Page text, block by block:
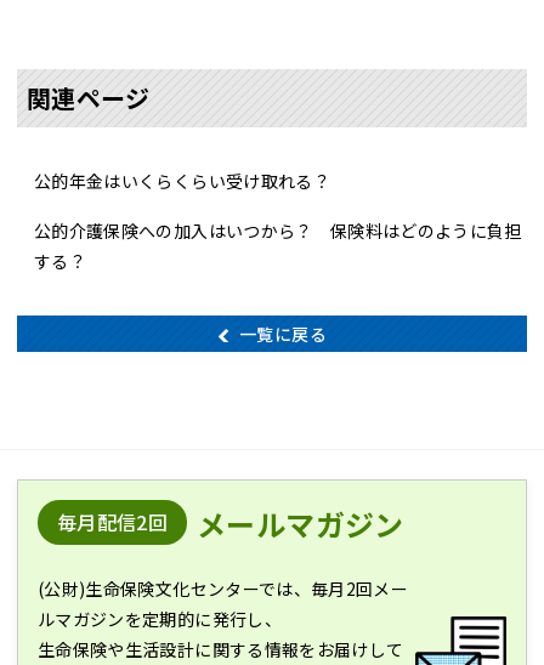
関連ページ
公的年金はいくらくらい受け取れる？
公的介護保険への加入はいつから？ 保険料はどのように負担
する？
一覧に戻る
毎月配信2回 メールマガジン
(公財)生命保険文化センターでは、毎月2回メー
ルマガジンを定期的に発行し、
生命保険や生活設計に関する情報をお届けして